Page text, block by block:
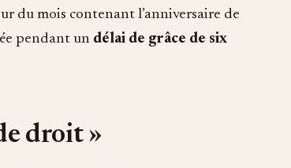
du mois contenant l’anniversaire de
pendant un délai de grâce de six
droit »